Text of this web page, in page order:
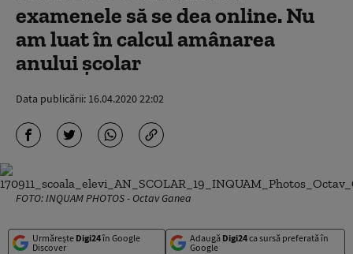
examenele să se dea online. Nu
am luat în calcul amânarea
anului școlar
Data publicării: 16.04.2020 22:02
FOTO: INQUAM PHOTOS - Octav Ganea
Urmărește Digi24în Google
Discover
Adaugă Digi24ca sursă preferată în
Google